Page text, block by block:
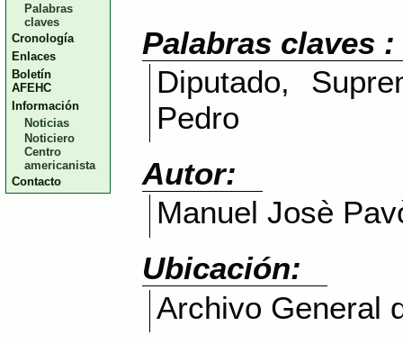
Palabras
claves
Cronología
Enlaces
Boletín
AFEHC
Información
Noticias
Noticiero
Centro
americanista
Contacto
Palabras claves :
Diputado,
Pedro
Autor:
Manuel Josè
Ubicación:
Archivo General